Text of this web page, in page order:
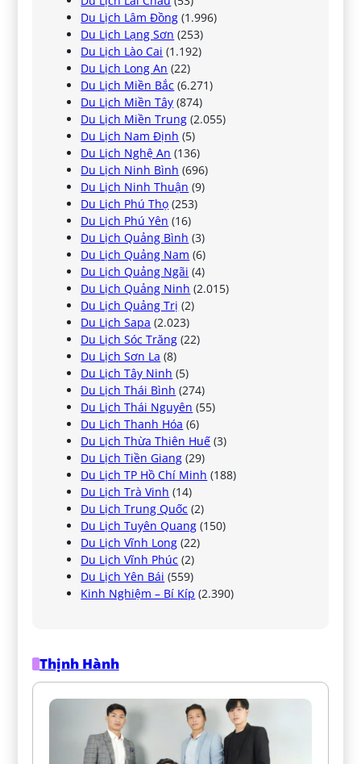
Du Lịch Lâm Đồng (1.996)
Du Lịch Lạng Sơn (253)
Du Lịch Lào Cai (1.192)
Du Lịch Long An (22)
Du Lịch Miền Bắc (6.271)
Du Lịch Miền Tây (874)
Du Lịch Miền Trung (2.055)
Du Lịch Nam Định (5)
Du Lịch Nghệ An (136)
Du Lịch Ninh Bình (696)
Du Lịch Ninh Thuận (9)
Du Lịch Phú Thọ (253)
Du Lịch Phú Yên (16)
Du Lịch Quảng Bình (3)
Du Lịch Quảng Nam (6)
Du Lịch Quảng Ngãi (4)
Du Lịch Quảng Ninh (2.015)
Du Lịch Quảng Trị (2)
Du Lịch Sapa (2.023)
Du Lịch Sóc Trăng (22)
Du Lịch Sơn La (8)
Du Lịch Tây Ninh (5)
Du Lịch Thái Bình (274)
Du Lịch Thái Nguyên (55)
Du Lịch Thanh Hóa (6)
Du Lịch Thừa Thiên Huế (3)
Du Lịch Tiền Giang (29)
Du Lịch TP Hồ Chí Minh (188)
Du Lịch Trà Vinh (14)
Du Lịch Trung Quốc (2)
Du Lịch Tuyên Quang (150)
Du Lịch Vĩnh Long (22)
Du Lịch Vĩnh Phúc (2)
Du Lịch Yên Bái (559)
Kinh Nghiệm – Bí Kíp (2.390)
Thịnh Hành